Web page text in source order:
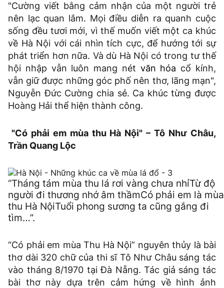
"Cường viết bằng cảm nhận của một người trẻ
nên lạc quan lắm. Mọi điều diễn ra quanh cuộc
sống đều tươi mới, vì thế muốn viết một ca khúc
về Hà Nội với cái nhìn tích cực, để hướng tới sự
phát triển hơn nữa. Và dù Hà Nội có trong tư thế
hội nhập vẫn luôn mang nét văn hóa cổ kính,
vẫn giữ được những góc phố nên thơ, lãng mạn",
Nguyễn Đức Cường chia sẻ. Ca khúc từng được
Hoàng Hải thể hiện thành công.
"Có phải em mùa thu Hà Nội" – Tô Như Châu,
Trần Quang Lộc
“Tháng tám mùa thu lá rơi vàng chưa nhỉTừ độ
người đi thương nhớ âm thầmCó phải em là mùa
thu Hà NộiTuổi phong sương ta cũng gắng đi
tìm…”.
“Có phải em mùa Thu Hà Nội” nguyên thủy là bài
thơ dài 320 chữ của thi sĩ Tô Như Châu sáng tác
vào tháng 8/1970 tại Đà Nẵng. Tác giả sáng tác
bài thơ này dựa trên cảm hứng về hình ảnh